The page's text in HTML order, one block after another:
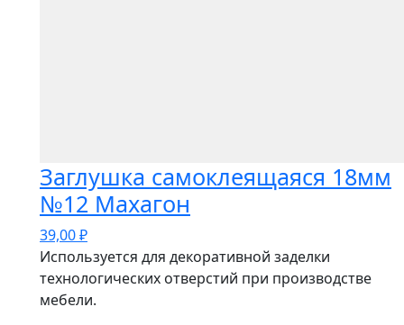
Заглушка самоклеящаяся 18мм
№12 Махагон
39,00₽
Используется для декоративной заделки
технологических отверстий при производстве
мебели.